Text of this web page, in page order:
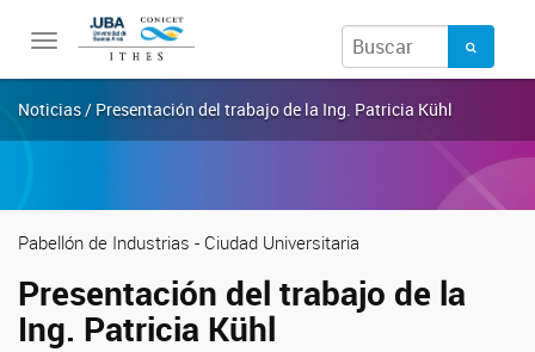
Toggle
Noticias / Presentación del trabajo de la Ing. Patricia Kühl
Pabellón de Industrias - Ciudad Universitaria
Presentación del trabajo de la
Ing. Patricia Kühl